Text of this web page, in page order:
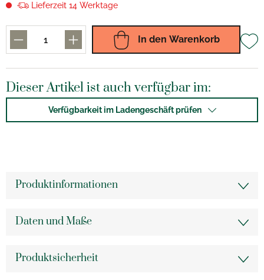
Lieferzeit 14 Werktage
In den Warenkorb
Dieser Artikel ist auch verfügbar im:
Verfügbarkeit im Ladengeschäft prüfen
Produktinformationen
Daten und Maße
Produktsicherheit